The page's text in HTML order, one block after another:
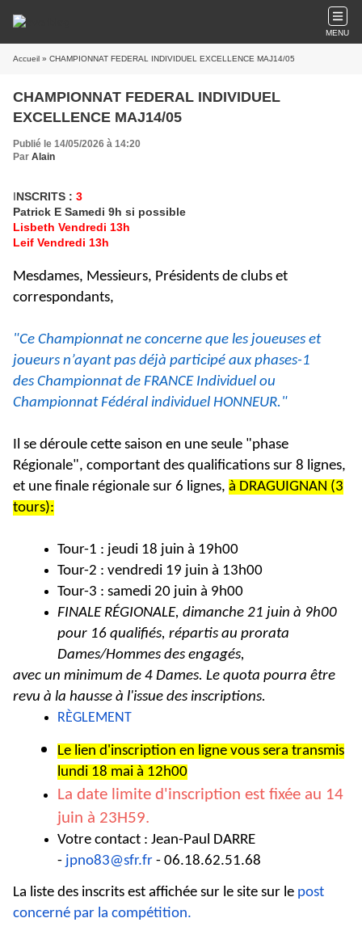
MENU
Accueil » CHAMPIONNAT FEDERAL INDIVIDUEL EXCELLENCE MAJ14/05
CHAMPIONNAT FEDERAL INDIVIDUEL
EXCELLENCE MAJ14/05
Publié le 14/05/2026 à 14:20
Par Alain
INSCRITS : 3
Patrick E Samedi 9h si possible
Lisbeth Vendredi 13h
Leif Vendredi 13h
Mesdames, Messieurs, Présidents de clubs et
correspondants,
"Ce Championnat ne concerne que les joueuses et
joueurs n’ayant pas déjà participé aux phases-1
des Championnat de FRANCE Individuel ou
Championnat Fédéral individuel HONNEUR."
Il se déroule cette saison en une seule "phase
Régionale", comportant des qualifications sur 8 lignes,
et une finale régionale sur 6 lignes, à DRAGUIGNAN (3
tours):
Tour-1 : jeudi 18 juin à 19h00
Tour-2 : vendredi 19 juin à 13h00
Tour-3 : samedi 20 juin à 9h00
FINALE RÉGIONALE, dimanche 21 juin à 9h00
pour 16 qualifiés, répartis au prorata
Dames/Hommes des engagés,
avec un minimum de 4 Dames. Le quota pourra être
revu à la hausse à l'issue des inscriptions.
RÈGLEMENT
Le lien d'inscription en ligne vous sera transmis
lundi 18 mai à 12h00
La date limite d'inscription est fixée au 14
juin à 23H59.
Votre contact : Jean-Paul DARRE
- jpno83@sfr.fr - 06.18.62.51.68
La liste des inscrits est affichée sur le site sur le post
concerné par la compétition.